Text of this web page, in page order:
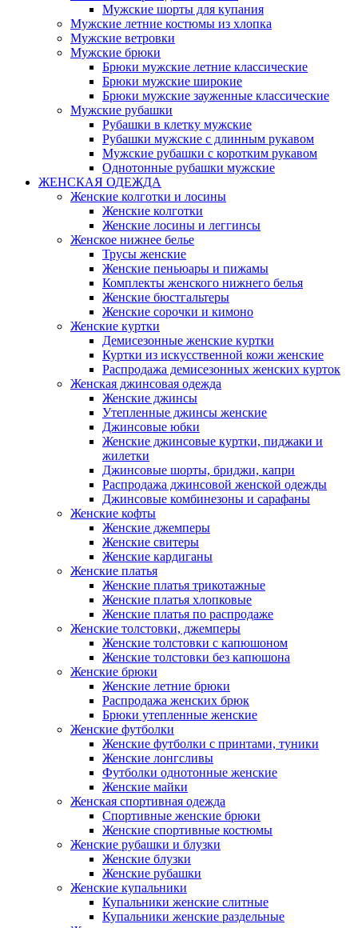
Мужские шорты для купания
Мужские летние костюмы из хлопка
Мужские ветровки
Мужские брюки
Брюки мужские летние классические
Брюки мужские широкие
Брюки мужские зауженные классические
Мужские рубашки
Рубашки в клетку мужские
Рубашки мужские с длинным рукавом
Мужские рубашки с коротким рукавом
Однотонные рубашки мужские
ЖЕНСКАЯ ОДЕЖДА
Женские колготки и лосины
Женские колготки
Женские лосины и леггинсы
Женское нижнее белье
Трусы женские
Женские пеньюары и пижамы
Комплекты женского нижнего белья
Женские бюстгальтеры
Женские сорочки и кимоно
Женские куртки
Демисезонные женские куртки
Куртки из искусственной кожи женские
Распродажа демисезонных женских курток
Женская джинсовая одежда
Женские джинсы
Утепленные джинсы женские
Джинсовые юбки
Женские джинсовые куртки, пиджаки и
жилетки
Джинсовые шорты, бриджи, капри
Распродажа джинсовой женской одежды
Джинсовые комбинезоны и сарафаны
Женские кофты
Женские джемперы
Женские свитеры
Женские кардиганы
Женские платья
Женские платья трикотажные
Женские платья хлопковые
Женские платья по распродаже
Женские толстовки, джемперы
Женские толстовки с капюшоном
Женские толстовки без капюшона
Женские брюки
Женские летние брюки
Распродажа женских брюк
Брюки утепленные женские
Женские футболки
Женские футболки с принтами, туники
Женские лонгсливы
Футболки однотонные женские
Женские майки
Женская спортивная одежда
Спортивные женские брюки
Женские спортивные костюмы
Женские рубашки и блузки
Женские блузки
Женские рубашки
Женские купальники
Купальники женские слитные
Купальники женские раздельные